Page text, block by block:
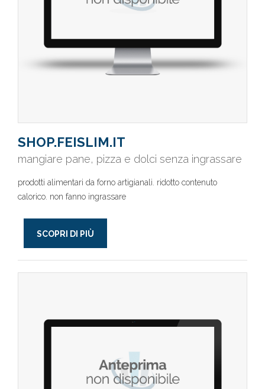
SHOP.FEISLIM.IT
mangiare pane, pizza e dolci senza ingrassare
prodotti alimentari da forno artigianali. ridotto contenuto
calorico. non fanno ingrassare
SCOPRI DI PIÙ